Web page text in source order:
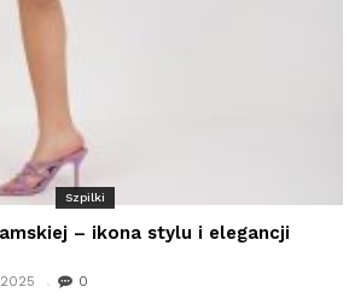
Szpilki
– ikona stylu i elegancji
0